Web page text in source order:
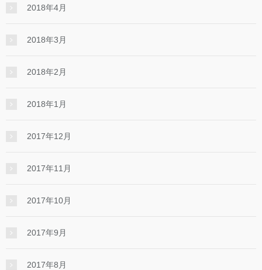
2018年4月
2018年3月
2018年2月
2018年1月
2017年12月
2017年11月
2017年10月
2017年9月
2017年8月